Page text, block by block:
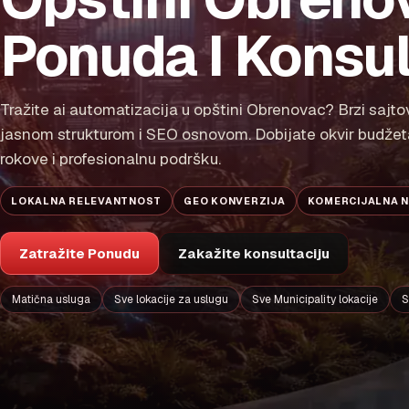
Ponuda I
Tražite ai automatizacija u opštini Obrenovac? Brzi
jasnom strukturom i SEO osnovom. Dobijate okvir
rokove i profesionalnu podršku.
LOKALNA RELEVANTNOST GEO KONVERZIJA KOMERCIJALNA
Zatražite Ponudu Zakažite konsultaciju
Matična usluga Sve lokacije za uslugu Sve Municipality lokacije